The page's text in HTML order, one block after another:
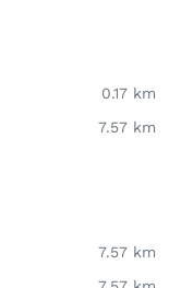
0.17 km
7.57 km
7.57 km